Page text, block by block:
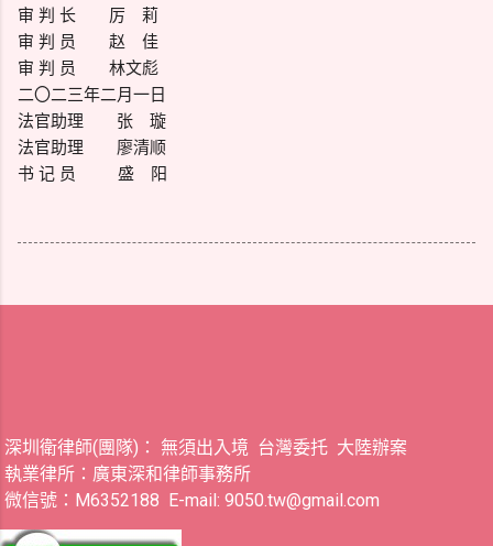
审 判 长 厉 莉
审 判 员 赵 佳
审 判 员 林文彪
二〇二三年二月一日
法官助理 张 璇
法官助理 廖清顺
书 记 员 盛 阳
深圳衛律師(團隊)： 無須出入境 台灣委托 大陸辦案
執業律所：廣東深和律師事務所
微信號：M6352188 E-mail: 9050.tw@gmail.com